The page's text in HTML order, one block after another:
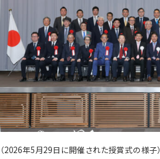
（2026年5月29日に開催された授賞式の様子）